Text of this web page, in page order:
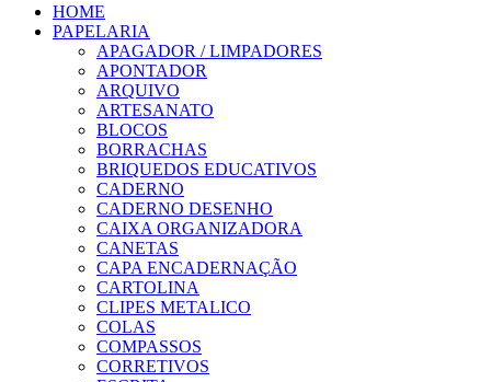
HOME
PAPELARIA
APAGADOR / LIMPADORES
APONTADOR
ARQUIVO
ARTESANATO
BLOCOS
BORRACHAS
BRIQUEDOS EDUCATIVOS
CADERNO
CADERNO DESENHO
CAIXA ORGANIZADORA
CANETAS
CAPA ENCADERNAÇÃO
CARTOLINA
CLIPES METALICO
COLAS
COMPASSOS
CORRETIVOS